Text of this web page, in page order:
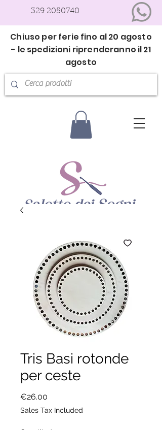
329 2050740
Chiuso per ferie fino al 20 agosto
- le spedizioni riprenderanno il 21
agosto
Tris Basi rotonde
per ceste
€26.00
Sales Tax Included